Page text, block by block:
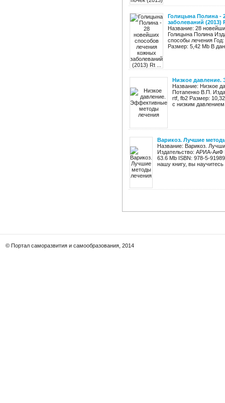
Голицына Полина -
заболеваний (2013)
Название: 28
Голицына Полина
способы лечения
Размер: 5,42 Mb В
Низкое
Название: Низкое
Потапенко В.П.
rtf, fb2 Размер:
с низким
Варикоз. Лучшие
Название: Варикоз.
Издательство: АРИА-АиФ
63.6 Mb ISBN: 978-5-
нашу книгу, вы научитесь
© Портал саморазвития и самообразования, 2014